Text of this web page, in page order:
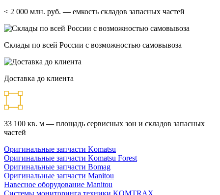
< 2 000 млн. руб. — емкость складов запасных частей
Склады по всей России с возможностью самовывоза
Доставка до клиента
33 100 кв. м — площадь сервисных зон и складов запасных
частей
Оригинальные запчасти Komatsu
Оригинальные запчасти Komatsu Forest
Оригинальные запчасти Bomag
Оригинальные запчасти Manitou
Навесное оборудование Manitou
Системы мониторинга техники KOMTRAX